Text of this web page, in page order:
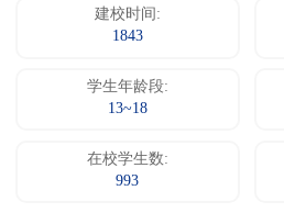
建校时间:
1843
学生年龄段:
13~18
在校学生数:
993